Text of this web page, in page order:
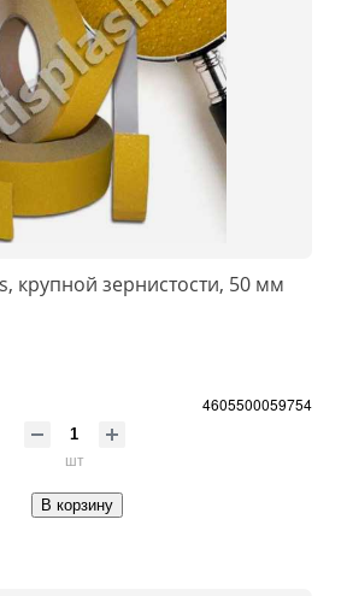
крупной зернистости, 50 мм
4605500059754
шт
В корзину